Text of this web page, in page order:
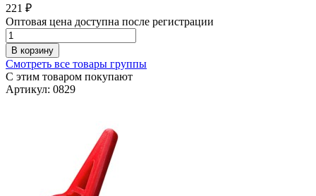
221 ₽
Оптовая цена доступна после регистрации
В корзину
Смотреть все товары группы
С этим товаром покупают
Артикул: 0829